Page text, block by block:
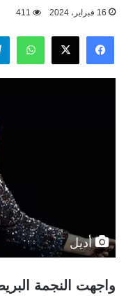
16 فبراير، 2024 411
فيسبوك
‫X
أديل
واجهت النجمة